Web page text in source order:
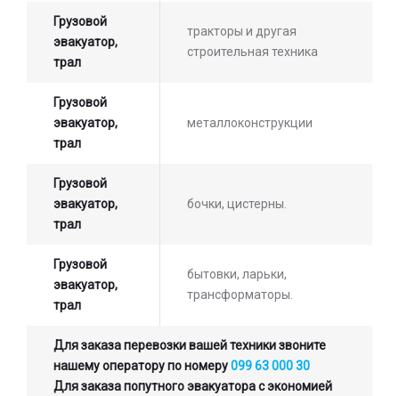
Грузовой
эвакуатор,
трал
тракторы и другая
строительная техника
Грузовой
эвакуатор,
трал
металлоконструкции
Грузовой
эвакуатор,
трал
бочки, цистерны.
Грузовой
эвакуатор,
трал
бытовки, ларьки,
трансформаторы.
Для заказа перевозки вашей техники звоните
нашему оператору по номеру099 63 000 30
Для заказа попутного эвакуатора с экономией